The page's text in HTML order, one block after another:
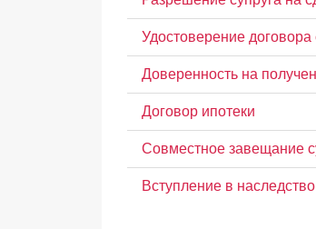
Удостоверение
Доверенность на
Договор ипотеки
Совместное завещание
Вступление в наследство